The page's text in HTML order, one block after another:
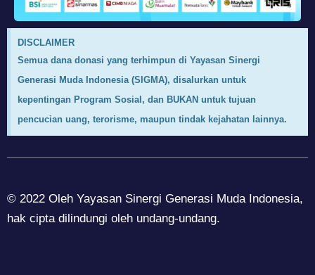
DISCLAIMER
Semua dana donasi yang terhimpun di Yayasan Sinergi
Generasi Muda Indonesia (SIGMA), disalurkan untuk
kepentingan Program Sosial, dan BUKAN untuk tujuan
pencucian uang, terorisme, maupun tindak kejahatan lainnya.
© 2022 Oleh Yayasan Sinergi Generasi Muda Indonesia,
hak cipta dilindungi oleh undang-undang.